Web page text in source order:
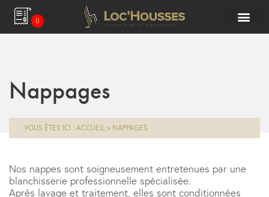
0
Nappages
VOUS ÊTES ICI : ACCUEIL » NAPPAGES
Nos nappes sont soigneusement entretenues par une
blanchisserie professionnelle spécialisée.
Après lavage et traitement, elles sont conditionnées